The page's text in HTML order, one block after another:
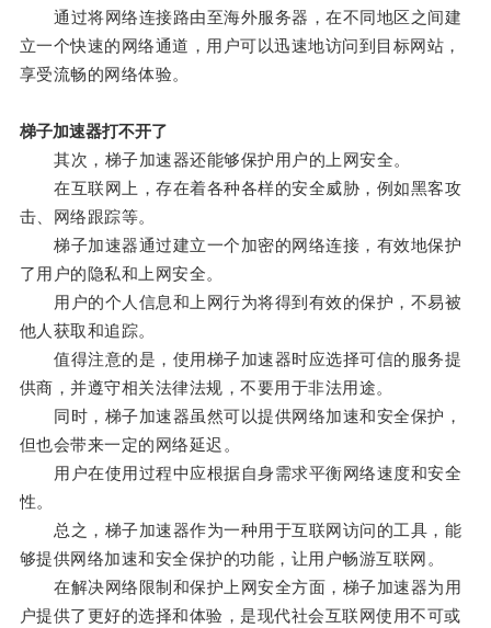
通过将网络连接路由至海外服务器，在不同地区之间建
立一个快速的网络通道，用户可以迅速地访问到目标网站，
享受流畅的网络体验。
梯子加速器打不开了
其次，梯子加速器还能够保护用户的上网安全。
在互联网上，存在着各种各样的安全威胁，例如黑客攻
击、网络跟踪等。
梯子加速器通过建立一个加密的网络连接，有效地保护
了用户的隐私和上网安全。
用户的个人信息和上网行为将得到有效的保护，不易被
他人获取和追踪。
值得注意的是，使用梯子加速器时应选择可信的服务提
供商，并遵守相关法律法规，不要用于非法用途。
同时，梯子加速器虽然可以提供网络加速和安全保护，
但也会带来一定的网络延迟。
用户在使用过程中应根据自身需求平衡网络速度和安全
性。
总之，梯子加速器作为一种用于互联网访问的工具，能
够提供网络加速和安全保护的功能，让用户畅游互联网。
在解决网络限制和保护上网安全方面，梯子加速器为用
户提供了更好的选择和体验，是现代社会互联网使用不可或